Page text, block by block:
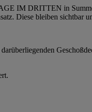
IM DRITTEN in
Diese bleiben sichtbar